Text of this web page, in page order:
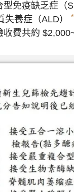
型免疫缺乏症（
失養症（ALD）
費共約